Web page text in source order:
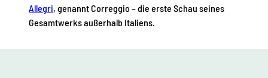
Allegri, genannt Correggio – die erste Schau seines
Gesamtwerks außerhalb Italiens.